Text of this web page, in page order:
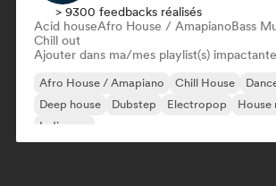
> 9300 feedbacks réalisés
Acid houseAfro House / AmapianoBass
Chill out
Ajouter dans ma/mes playlist(s)
Afro House / Amapiano Chill House
Deep house
Dubstep Electropop
House
Indie pop